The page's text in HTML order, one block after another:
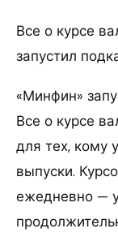
Все о курсе
запустил
«Минфин»
Все о курсе
для тех, кому
выпуски.
ежедневно —